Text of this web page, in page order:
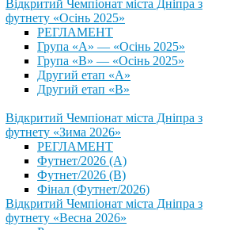
Відкритий Чемпіонат міста Дніпра з
футнету «Осінь 2025»
РЕГЛАМЕНТ
Група «А» — «Осінь 2025»
Група «В» — «Осінь 2025»
Другий етап «А»
Другий етап «В»
Відкритий Чемпіонат міста Дніпра з
футнету «Зима 2026»
РЕГЛАМЕНТ
Футнет/2026 (А)
Футнет/2026 (В)
Фінал (Футнет/2026)
Відкритий Чемпіонат міста Дніпра з
футнету «Весна 2026»